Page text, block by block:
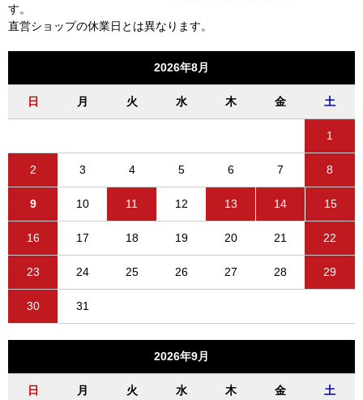
す。
直営ショップの休業日とは異なります。
2026年8月
日 月 火 水 木 金 土
1
2 3 4 5 6 7 8
9 10 11 12 13 14 15
16 17 18 19 20 21 22
23 24 25 26 27 28 29
30 31
2026年9月
日 月 火 水 木 金 土